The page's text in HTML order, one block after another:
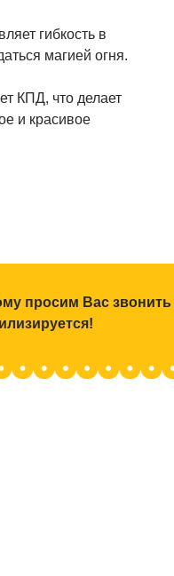
гибкость в
магией огня.
КПД, что делает
и красивое
просим Вас звонить